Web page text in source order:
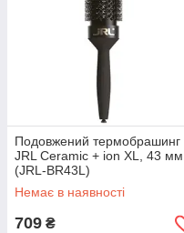
Подовжений термобрашинг
JRL Ceramic + ion XL, 43 мм
(JRL-BR43L)
Немає в наявності
709 ₴